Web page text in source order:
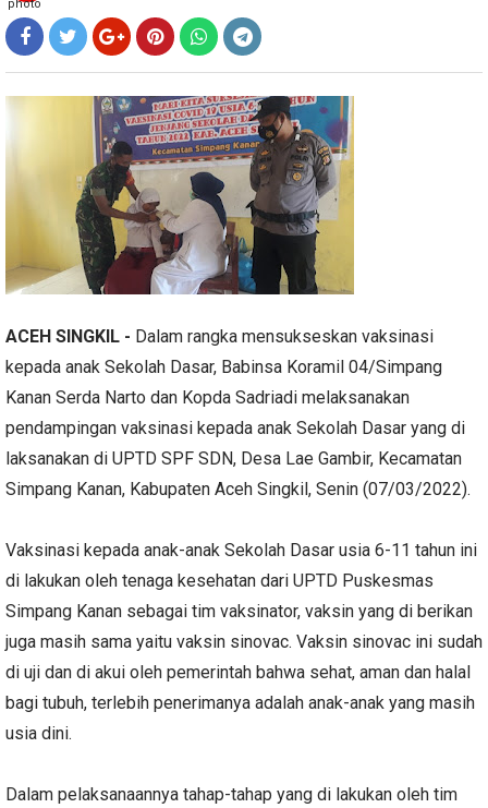
ACEH SINGKIL - Dalam rangka mensukseskan vaksinasi
kepada anak Sekolah Dasar, Babinsa Koramil 04/Simpang
Kanan Serda Narto dan Kopda Sadriadi melaksanakan
pendampingan vaksinasi kepada anak Sekolah Dasar yang di
laksanakan di UPTD SPF SDN, Desa Lae Gambir, Kecamatan
Simpang Kanan, Kabupaten Aceh Singkil, Senin (07/03/2022).
Vaksinasi kepada anak-anak Sekolah Dasar usia 6-11 tahun ini
di lakukan oleh tenaga kesehatan dari UPTD Puskesmas
Simpang Kanan sebagai tim vaksinator, vaksin yang di berikan
juga masih sama yaitu vaksin sinovac. Vaksin sinovac ini sudah
di uji dan di akui oleh pemerintah bahwa sehat, aman dan halal
bagi tubuh, terlebih penerimanya adalah anak-anak yang masih
usia dini.
Dalam pelaksanaannya tahap-tahap yang di lakukan oleh tim